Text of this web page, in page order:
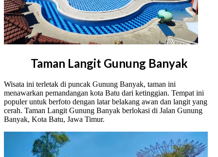
Taman Langit Gunung Banyak
Wisata ini terletak di puncak Gunung Banyak, taman ini
menawarkan pemandangan kota Batu dari ketinggian. Tempat ini
populer untuk berfoto dengan latar belakang awan dan langit yang
cerah. Taman Langit Gunung Banyak berlokasi di Jalan Gunung
Banyak, Kota Batu, Jawa Timur.